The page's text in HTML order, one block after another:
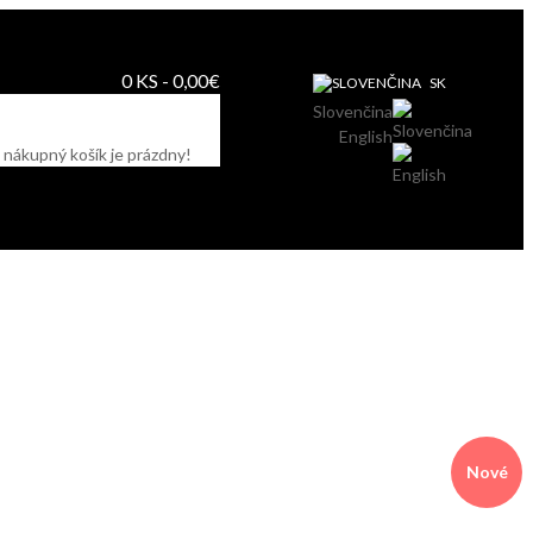
SK
Slovenčina
English
0 KS - 0,00€
nákupný košík je prázdny!
Nové